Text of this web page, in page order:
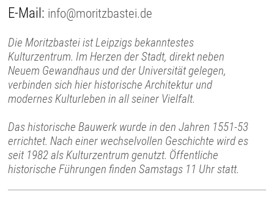
E-Mail: info@moritzbastei.de
Die Moritzbastei ist Leipzigs bekanntestes
Kulturzentrum. Im Herzen der Stadt, direkt neben
Neuem Gewandhaus und der Universität gelegen,
verbinden sich hier historische Architektur und
modernes Kulturleben in all seiner Vielfalt.
Das historische Bauwerk wurde in den Jahren 1551-53
errichtet. Nach einer wechselvollen Geschichte wird es
seit 1982 als Kulturzentrum genutzt. Öffentliche
historische Führungen finden Samstags 11 Uhr statt.